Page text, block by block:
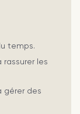
temps.
les
gérer des